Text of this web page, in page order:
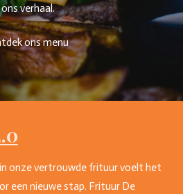
ons verhaal.
ons menu
onze vertrouwde frituur voelt het
een nieuwe stap. Frituur De